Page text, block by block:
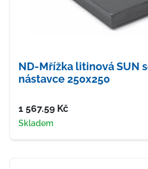
ND-Mřížka litinová SUN
nástavce 250x250
Cena
1 567.59 Kč
Dostupnost
Skladem